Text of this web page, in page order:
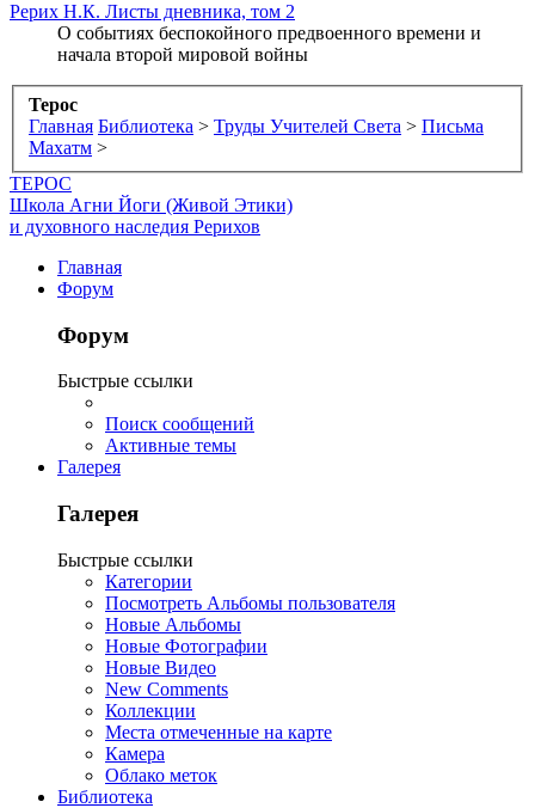
Рерих Н.К. Листы дневника, том 2
О событиях беспокойного предвоенного времени и
начала второй мировой войны
Терос
Главная Библиотека > Труды Учителей Света > Письма
Махатм >
ТЕРОС
Школа Агни Йоги (Живой Этики)
и духовного наследия Рерихов
Главная
Форум
Форум
Быстрые ссылки
Поиск сообщений
Активные темы
Галерея
Галерея
Быстрые ссылки
Категории
Посмотреть Альбомы пользователя
Новые Альбомы
Новые Фотографии
Новые Видео
New Comments
Коллекции
Места отмеченные на карте
Камера
Облако меток
Библиотека